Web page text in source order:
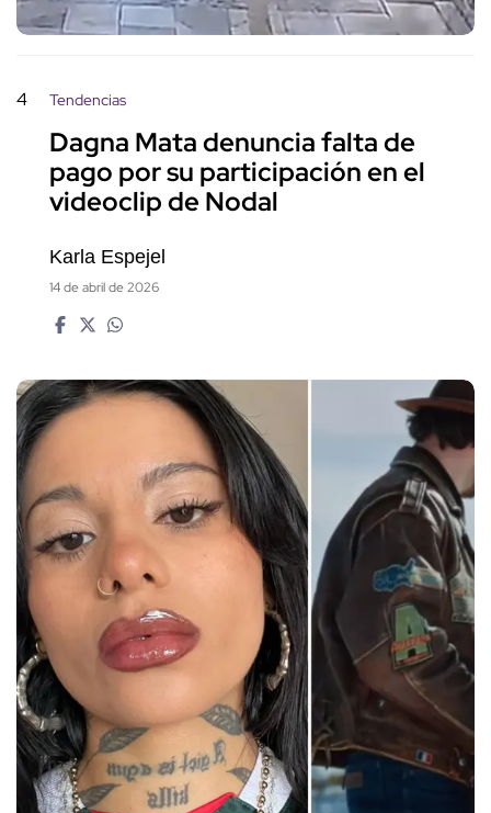
4 Tendencias
Dagna Mata denuncia falta de
pago por su participación en el
videoclip de Nodal
Karla Espejel
14 de abril de 2026